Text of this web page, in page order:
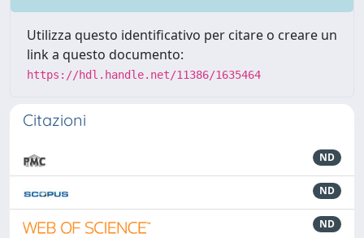
Utilizza questo identificativo per citare o creare un
link a questo documento:
https://hdl.handle.net/11386/1635464
Citazioni
ND
ND
ND